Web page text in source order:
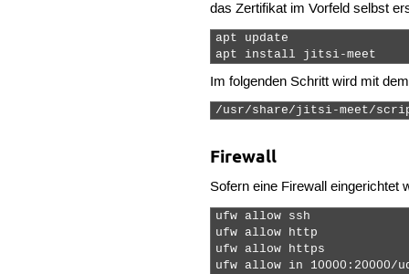
das Zertifikat im Vorfeld selbst
apt update
apt install jitsi-meet
Im folgenden Schritt wird mit
/usr/share/jitsi-meet/
Firewall
Sofern eine Firewall eingerichtet
ufw allow ssh
ufw allow http
ufw allow https
ufw allow in 10000:20000/